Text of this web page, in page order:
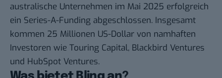
australische Unternehmen im Mai 2025 erfolgreich
ein Series-A-Funding abgeschlossen. Insgesamt
kommen 25 Millionen US-Dollar von namhaften
Investoren wie Touring Capital, Blackbird Ventures
und HubSpot Ventures.